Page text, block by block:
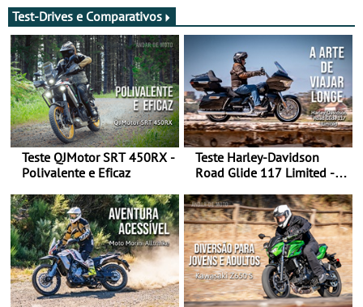
maio - The ultimate
experience in Morocco
Test-Drives e Comparativos
Teste QJMotor SRT 450RX -
Polivalente e Eficaz
Teste Harley-Davidson
Road Glide 117 Limited - A